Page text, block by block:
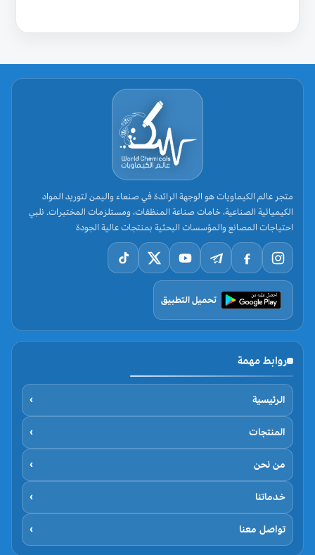
متجر عالم الكيماويات هو الوجهة الرائدة في صنعاء واليمن لتوريد المواد
الكيميائية الصناعية، خامات صناعة المنظفات، ومستلزمات المختبرات. نلبي
احتياجات المصانع والمؤسسات البحثية بمنتجات عالية الجودة
تحميل التطبيق
روابط مهمة
الرئيسية ›
المنتجات ›
من نحن ›
خدماتنا ›
تواصل معنا ›